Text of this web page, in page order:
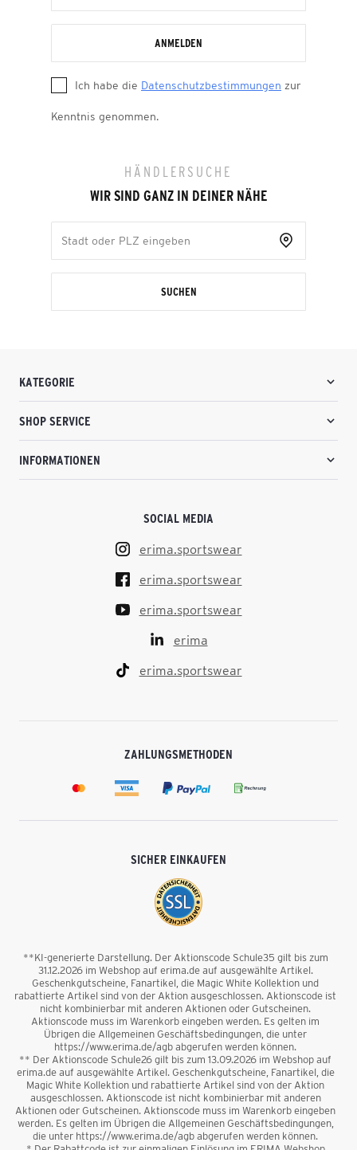
ANMELDEN
Ich habe die Datenschutzbestimmungen zur
Kenntnis genommen.
HÄNDLERSUCHE
WIR SIND GANZ IN DEINER NÄHE
SUCHEN
KATEGORIE
SHOP SERVICE
INFORMATIONEN
SOCIAL MEDIA
erima.sportswear
erima.sportswear
erima.sportswear
erima
erima.sportswear
ZAHLUNGSMETHODEN
SICHER EINKAUFEN
**KI-generierte Darstellung. Der Aktionscode Schule35 gilt bis zum
31.12.2026 im Webshop auf erima.de auf ausgewählte Artikel.
Geschenkgutscheine, Fanartikel, die Magic White Kollektion und
rabattierte Artikel sind von der Aktion ausgeschlossen. Aktionscode ist
nicht kombinierbar mit anderen Aktionen oder Gutscheinen.
Aktionscode muss im Warenkorb eingeben werden. Es gelten im
Übrigen die Allgemeinen Geschäftsbedingungen, die unter
https://www.erima.de/agb abgerufen werden können.
** Der Aktionscode Schule26 gilt bis zum 13.09.2026 im Webshop auf
erima.de auf ausgewählte Artikel. Geschenkgutscheine, Fanartikel, die
Magic White Kollektion und rabattierte Artikel sind von der Aktion
ausgeschlossen. Aktionscode ist nicht kombinierbar mit anderen
Aktionen oder Gutscheinen. Aktionscode muss im Warenkorb eingeben
werden. Es gelten im Übrigen die Allgemeinen Geschäftsbedingungen,
die unter https://www.erima.de/agb abgerufen werden können.